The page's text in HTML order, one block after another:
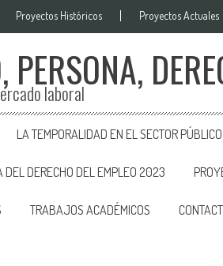
Proyectos Históricos Proyectos Actuales
PERSONA,
laboral
LA TEMPORALIDAD EN EL SECTOR
DEL DERECHO DEL EMPLEO 2023
TRABAJOS ACADÉMICOS